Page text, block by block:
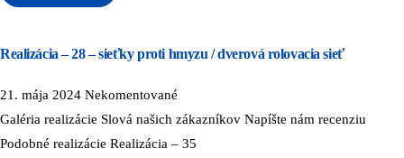
Realizácia – 28 – sieťky proti hmyzu / dverová rolovacia sieť
21. mája 2024 Nekomentované
Galéria realizácie Slová našich zákazníkov Napíšte nám recenziu
Podobné realizácie Realizácia – 35